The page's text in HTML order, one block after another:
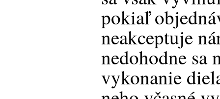
pokiaľ
neakceptuje
nedohodne sa
vykonanie